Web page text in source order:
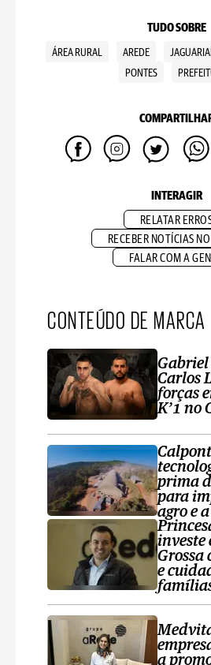
TUDO SOBRE
ÁREA RURAL AREDE
PONTES
INTERAGIR
RELATAR
RECEBER NOTÍCIAS
FALAR COM A
CONTEÚDO DE MARCA
Carlos
forças
K’1 no
prima
para
agro e
investe
Grossa
e
a